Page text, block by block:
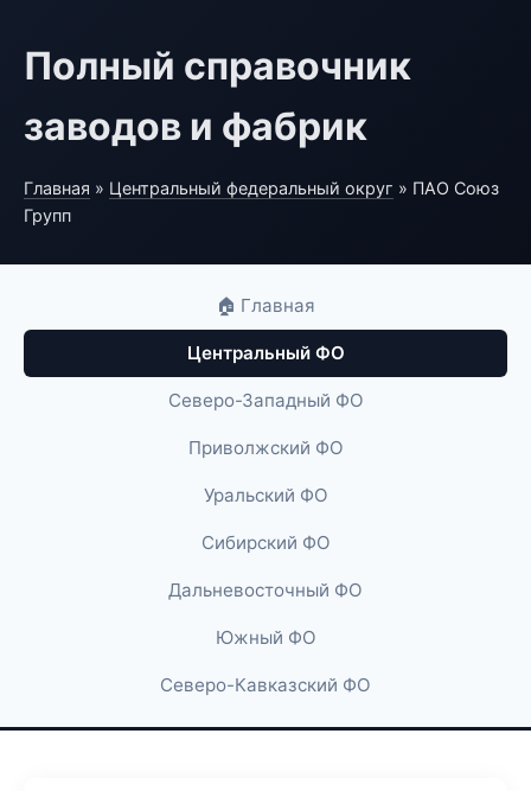
Полный справочник
заводов и фабрик
Главная » Центральный федеральный округ » ПАО Союз
Групп
🏠 Главная
Центральный ФО
Северо-Западный ФО
Приволжский ФО
Уральский ФО
Сибирский ФО
Дальневосточный ФО
Южный ФО
Северо-Кавказский ФО